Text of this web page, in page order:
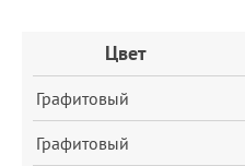
Цвет
Графитовый
Графитовый